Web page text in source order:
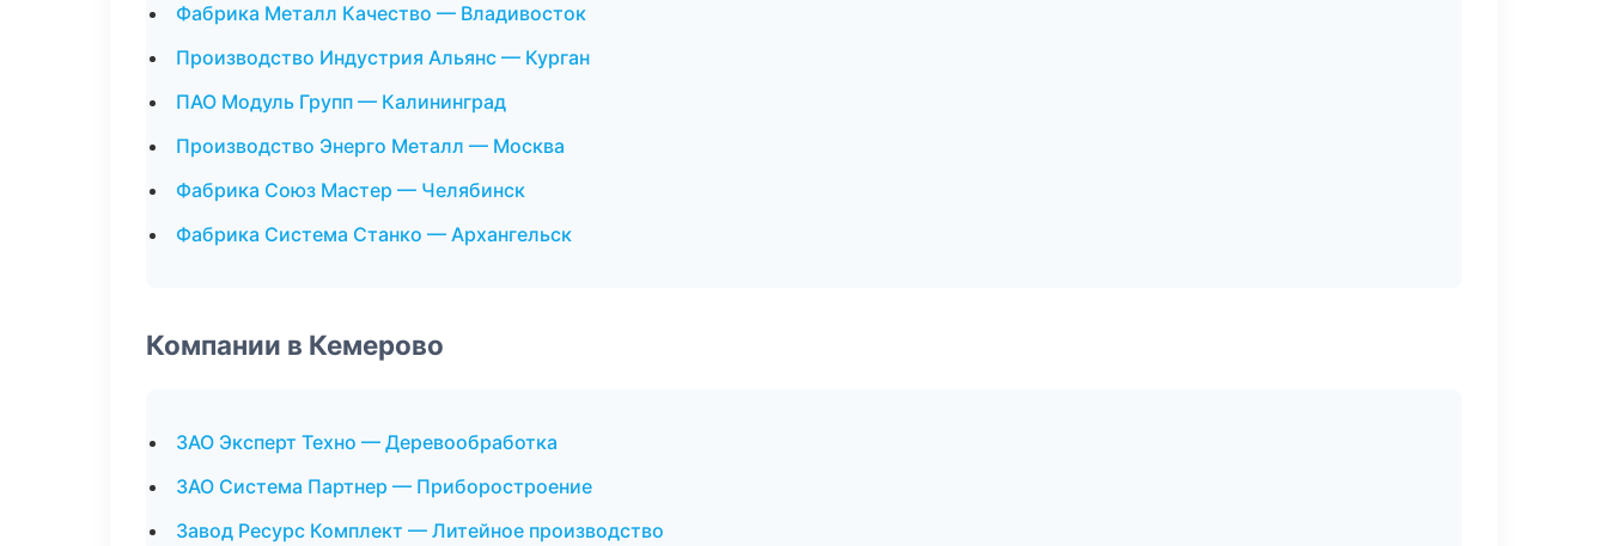
Фабрика Металл Качество — Владивосток
Производство Индустрия Альянс — Курган
ПАО Модуль Групп — Калининград
Производство Энерго Металл — Москва
Фабрика Союз Мастер — Челябинск
Фабрика Система Станко — Архангельск
Компании в Кемерово
ЗАО Эксперт Техно — Деревообработка
ЗАО Система Партнер — Приборостроение
Завод Ресурс Комплект — Литейное производство